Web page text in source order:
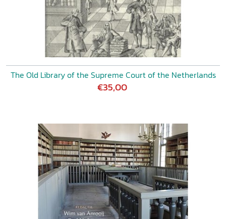
The Old Library of the Supreme Court of the Netherlands
€35,00